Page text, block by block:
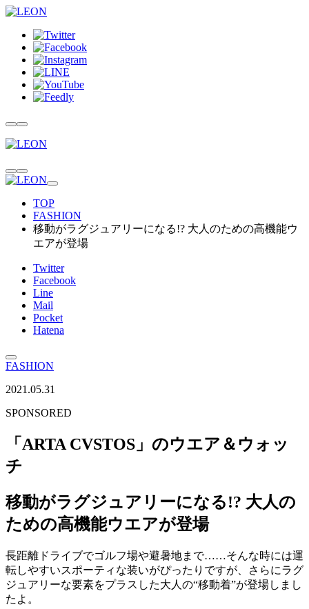
TOP
FASHION
移動がラグジュアリーになる!? 大人のための高機能ウ
エアが登場
Twitter
Facebook
Line
Mail
Pocket
Hatena
FASHION
2021.05.31
SPONSORED
「ARTA CVSTOS」のウエア＆ウォッ
チ
移動がラグジュアリーになる!? 大人の
ための高機能ウエアが登場
長距離ドライブでゴルフ場や避暑地まで……そんな時には運
転しやすいスポーティな装いがぴったりですが、さらにラグ
ジュアリーな要素をプラスした大人の“移動着”が登場しまし
たよ。